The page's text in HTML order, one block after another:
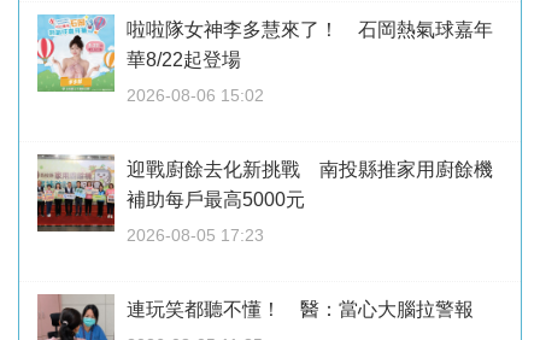
啦啦隊女神李多慧來了！ 石岡熱氣球嘉年
華8/22起登場
2026-08-06 15:02
迎戰廚餘去化新挑戰 南投縣推家用廚餘機
補助每戶最高5000元
2026-08-05 17:23
連玩笑都聽不懂！ 醫：當心大腦拉警報